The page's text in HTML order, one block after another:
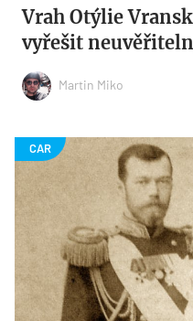
Vrah Otýlie
vyřešit
Martin Miko